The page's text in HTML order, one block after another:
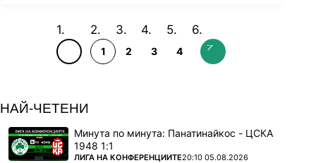
1 2 3 4
НАЙ-ЧЕТЕНИ
Минута по минута: Панатинайкос - ЦСКА
1948 1:1
ПОВЕЧЕ ОТ
ЛИГА НА КОНФЕРЕНЦИИТЕ20:10 05.08.2026